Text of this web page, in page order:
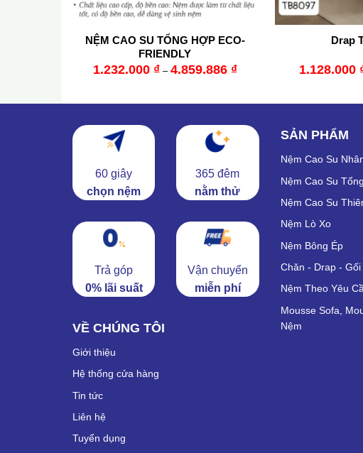
NỆM CAO SU TỔNG HỢP ECO-
FRIENDLY
1.232.000 ₫– 4.859.886 ₫
Drap
1.128.000
60 giây
chọn nệm
365 đêm
nằm thử
Trả góp
0% lãi suất
Vận chuyển
miễn phí
VỀ CHÚNG TÔI
Giới thiệu
Hệ thống cửa hàng
Tin tức
Liên hệ
Tuyển dụng
SẢN PHẨM
Nệm Cao Su
Nệm Cao Su
Nệm Cao Su
Nệm Lò Xo
Nệm Bông Ép
Chăn - Drap - Gối
Nệm Theo Yêu
Mousse Sofa,
Nệm